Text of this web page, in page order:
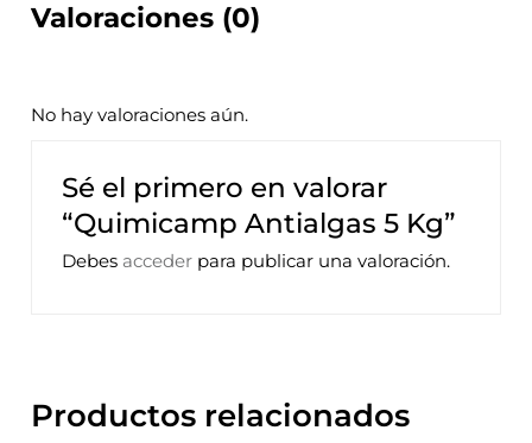
Valoraciones (0)
No hay valoraciones aún.
Sé el primero en valorar
“Quimicamp Antialgas 5 Kg”
Debes acceder para publicar una valoración.
Productos relacionados